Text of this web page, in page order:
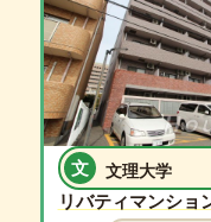
文 文理大学
リバティマンショ